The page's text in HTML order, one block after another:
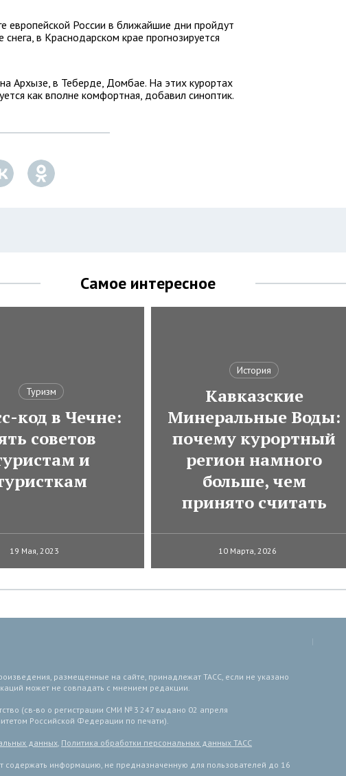
европейской России в ближайшие дни пройдут
в Краснодарском крае прогнозируется
Архызе, в Теберде, Домбае. На этих курортах
как вполне комфортная, добавил синоптик.
Самое интересное
Туризм
код в Чечне:
советов
и
19 Мая, 2023
История
Кавказские
Минеральные Воды:
почему курортный
регион намного
больше, чем
принято считать
10 Марта, 2026
размещенные на сайте, принадлежат ТАСС, если не указано
может не совпадать с мнением редакции.
(св-во о регистрации СМИ № 3 247 выдано 02 апреля
Российской Федерации по печати).
данных, Политика обработки персональных данных ТАСС
содержать информацию, не предназначенную для пользователей до 16